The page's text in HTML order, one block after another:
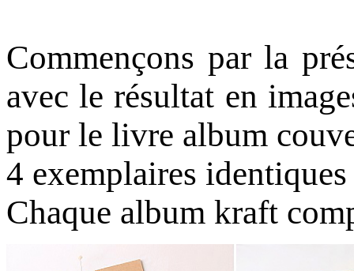
Commençons par la
avec le résultat en
pour le livre album
4 exemplaires
Chaque album kraft